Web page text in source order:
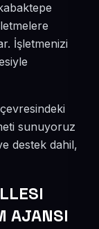
İşletmenizi
sunuyoruz
destek dahil,
AJANSI